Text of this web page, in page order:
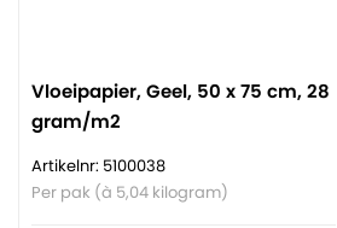
Vloeipapier, Geel, 50 x 75 cm, 28
gram/m2
Artikelnr: 5100038
Per pak (à 5,04 kilogram)